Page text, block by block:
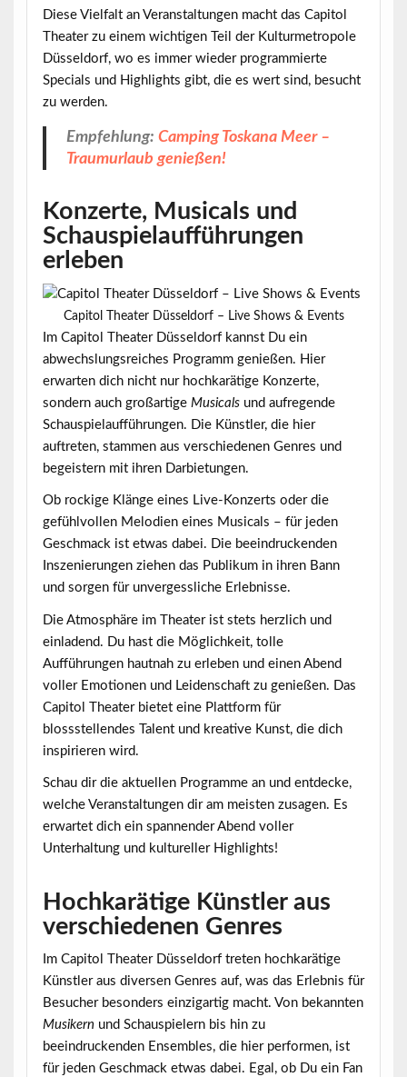
Diese Vielfalt an Veranstaltungen macht das Capitol
Theater zu einem wichtigen Teil der Kulturmetropole
Düsseldorf, wo es immer wieder programmierte
Specials und Highlights gibt, die es wert sind, besucht
zu werden.
Empfehlung:Camping Toskana Meer –
Traumurlaub genießen!
Konzerte, Musicals und
Schauspielaufführungen
erleben
Capitol Theater Düsseldorf – Live Shows & Events
Im Capitol Theater Düsseldorf kannst Du ein
abwechslungsreiches Programm genießen. Hier
erwarten dich nicht nur hochkarätige Konzerte,
sondern auch großartige Musicalsund aufregende
Schauspielaufführungen. Die Künstler, die hier
auftreten, stammen aus verschiedenen Genres und
begeistern mit ihren Darbietungen.
Ob rockige Klänge eines Live-Konzerts oder die
gefühlvollen Melodien eines Musicals – für jeden
Geschmack ist etwas dabei. Die beeindruckenden
Inszenierungen ziehen das Publikum in ihren Bann
und sorgen für unvergessliche Erlebnisse.
Die Atmosphäre im Theater ist stets herzlich und
einladend. Du hast die Möglichkeit, tolle
Aufführungen hautnah zu erleben und einen Abend
voller Emotionen und Leidenschaft zu genießen. Das
Capitol Theater bietet eine Plattform für
blossstellendes Talent und kreative Kunst, die dich
inspirieren wird.
Schau dir die aktuellen Programme an und entdecke,
welche Veranstaltungen dir am meisten zusagen. Es
erwartet dich ein spannender Abend voller
Unterhaltung und kultureller Highlights!
Hochkarätige Künstler aus
verschiedenen Genres
Im Capitol Theater Düsseldorf treten hochkarätige
Künstleraus diversen Genres auf, was das Erlebnis für
Besucher besonders einzigartig macht. Von bekannten
Musikern und Schauspielern bis hin zu
beeindruckenden Ensembles, die hier performen, ist
für jeden Geschmack etwas dabei. Egal, ob Du ein Fan